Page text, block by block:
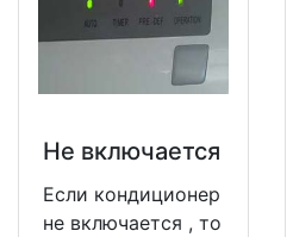
Не включается
Если кондиционер
не включается , то